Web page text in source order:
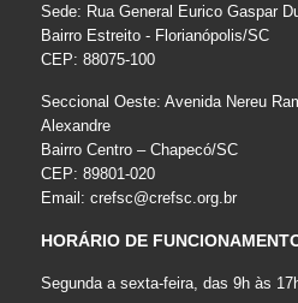
Sede: Rua General Eurico Gaspar
Bairro Estreito - Florianópolis/SC
CEP: 88075-100
Seccional Oeste: Avenida Nereu
Alexandre
Bairro Centro – Chapecó/SC
CEP: 89801-020
Email: crefsc@crefsc.org.br
HORÁRIO DE
Segunda a sexta-feira, das 9h às